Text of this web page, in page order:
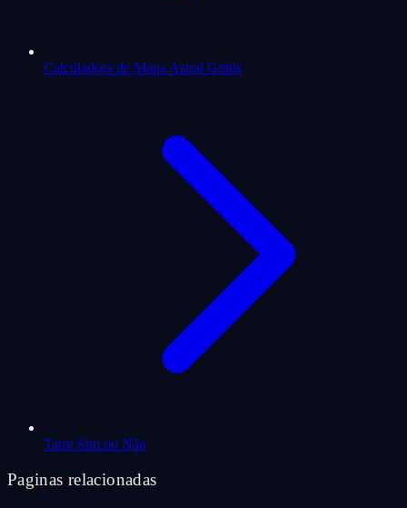
Calculadora de Mapa Astral Grátis
Tarot Sim ou Não
Paginas relacionadas